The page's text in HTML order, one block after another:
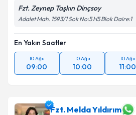
Fzt. Zeynep Taşkın Dinçsoy
Adalet Mah. 1593/1 Sok No:5 H5 Blok Daire:1
En Yakın Saatler
10 Ağu
09:00
10 Ağu
10:00
10 Ağu
11:00
Fzt. Melda Yıldırım